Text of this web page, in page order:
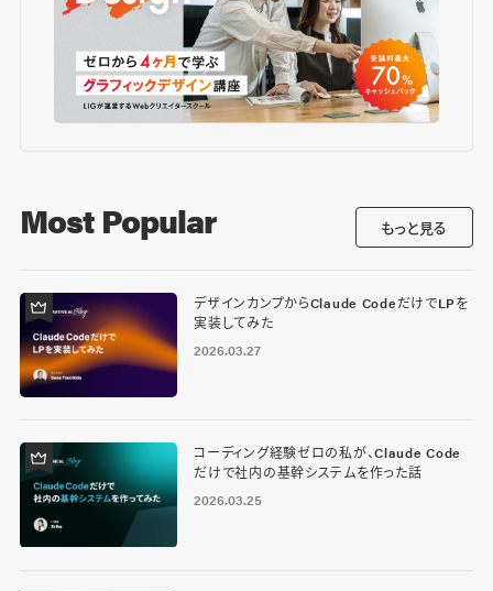
Most Popular もっと見る
デザインカンプからClaude CodeだけでLPを
実装してみた
2026.03.27
コーディング経験ゼロの私が、Claude Code
だけで社内の基幹システムを作った話
2026.03.25